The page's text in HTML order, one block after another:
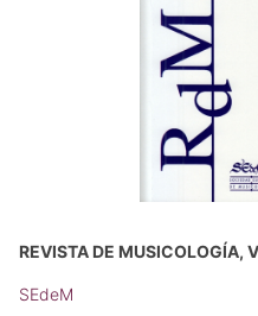
REVISTA DE MUSICOLOGÍA,
SEdeM